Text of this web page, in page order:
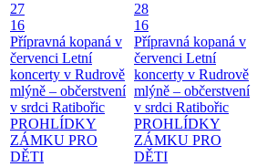
27
16
Přípravná kopaná v
červenci Letní
koncerty v Rudrově
mlýně – občerstvení
v srdci Ratibořic
PROHLÍDKY
ZÁMKU PRO
DĚTI
28
16
Přípravná kopaná v
červenci Letní
koncerty v Rudrově
mlýně – občerstvení
v srdci Ratibořic
PROHLÍDKY
ZÁMKU PRO
DĚTI